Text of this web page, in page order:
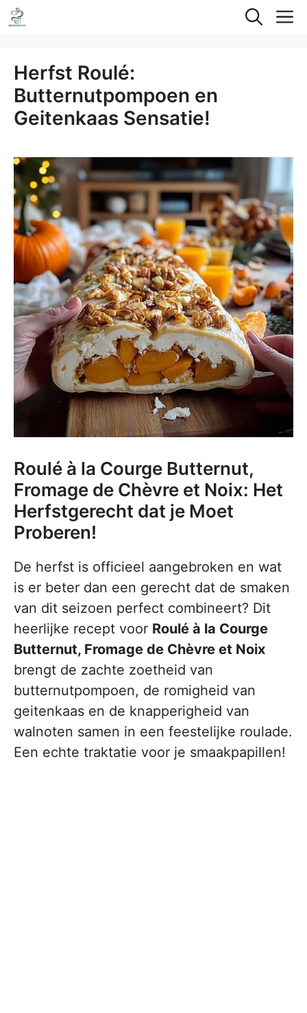
Ga
naar
inhoud
Herfst Roulé:
Butternutpompoen en
Geitenkaas Sensatie!
Roulé à la Courge Butternut,
Fromage de Chèvre et Noix: Het
Herfstgerecht dat je Moet
Proberen!
De herfst is officieel aangebroken en wat
is er beter dan een gerecht dat de smaken
van dit seizoen perfect combineert? Dit
heerlijke recept voor Roulé à la Courge
Butternut, Fromage de Chèvre et Noix
brengt de zachte zoetheid van
butternutpompoen, de romigheid van
geitenkaas en de knapperigheid van
walnoten samen in een feestelijke roulade.
Een echte traktatie voor je smaakpapillen!